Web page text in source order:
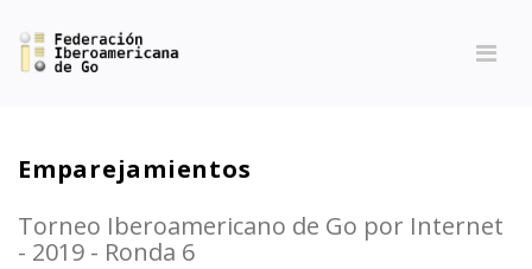
Emparejamientos
Torneo Iberoamericano de Go por Internet
- 2019 - Ronda 6